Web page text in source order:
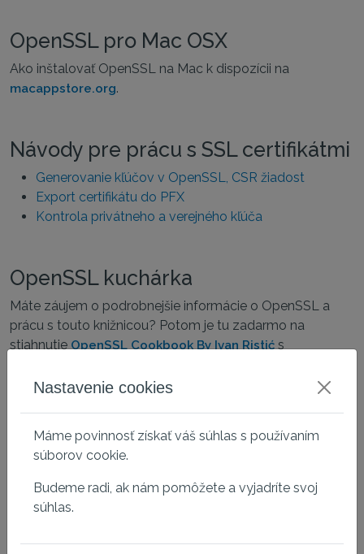
OpenSSL pro Mac OSX
Ako inštalovať OpenSSL na Mac k dispozícii na
macappstore.org.
Návody pre prácu s SSL certifikátmi
Generovanie kľúčov v OpenSSL, CSR žiadost
Export certifikátu do PFX
Kontrola privátneho a verejného kľúča
OpenSSL kuchárka
Máte záujem o podrobnejšie informácie o OpenSSL a
prácu s touto knižnicou? Potom je tu zadarmo na
stiahnutieOpenSSL Cookbook By Ivan Ristićs
príkazoch tejto knižnice.
Nastavenie cookies
Máme povinnosť získať váš súhlas s používaním
súborov cookie.
Budeme radi, ak nám pomôžete a vyjadríte svoj
súhlas.